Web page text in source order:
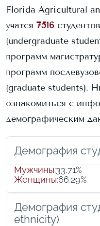
Florida Agricultural
учатся 7516
(undergraduate
программ
программ
(graduate students).
ознакомиться с
демографическим
Демография
Мужчины:33,71%
Женщины:66,29%
Демография
ethnicity)